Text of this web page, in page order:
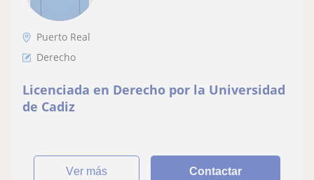
Puerto Real
Derecho
Licenciada en Derecho por la Universidad
de Cadiz
ver más Contactar